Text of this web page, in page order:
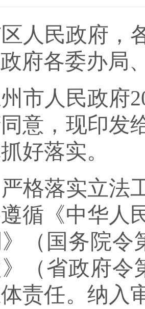
人民政府，
政府各委办局
州市人民政府
意，现印发
好落实。
格落实立法
循《中华人
（国务院令
（省政府令
责任。 纳入